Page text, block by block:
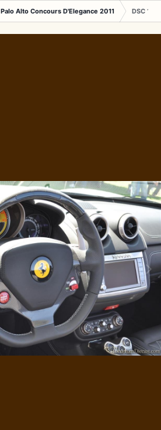
Palo Alto Concours D'Elegance 2011 DSC 1551